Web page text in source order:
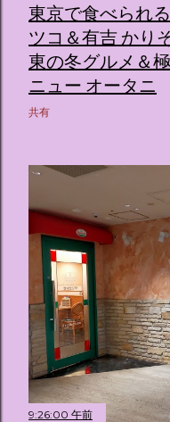
東京で食べられ
ツコ＆有吉 かり
東の冬グルメ＆
ニュー オータニ
共有
9:26:00 午前